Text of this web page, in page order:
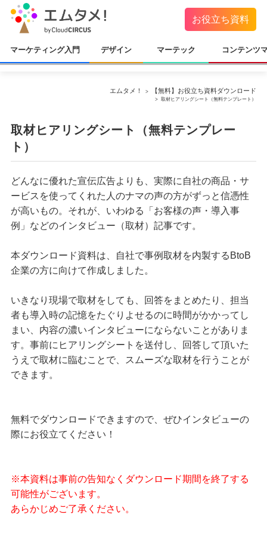
お役立ち資料
マーケティング入門 デザイン マーテック コンテンツ
エムタメ！ 【無料】お役立ち資料ダウンロード
取材ヒアリングシート（無料テンプレート）
取材ヒアリングシート（無料テンプレー
ト）
どんなに優れた宣伝広告よりも、実際に自社の商品・サ
ービスを使ってくれた人のナマの声の方がずっと信憑性
が高いもの。それが、いわゆる「お客様の声・導入事
例」などのインタビュー（取材）記事です。
本ダウンロード資料は、自社で事例取材を内製するBtoB
企業の方に向けて作成しました。
いきなり現場で取材をしても、回答をまとめたり、担当
者も導入時の記憶をたぐりよせるのに時間がかかってし
まい、内容の濃いインタビューにならないことがありま
す。事前にヒアリングシートを送付し、回答して頂いた
うえで取材に臨むことで、スムーズな取材を行うことが
できます。
無料でダウンロードできますので、ぜひインタビューの
際にお役立てください！
※本資料は事前の告知なくダウンロード期間を終了する
可能性がございます。
あらかじめご了承ください。